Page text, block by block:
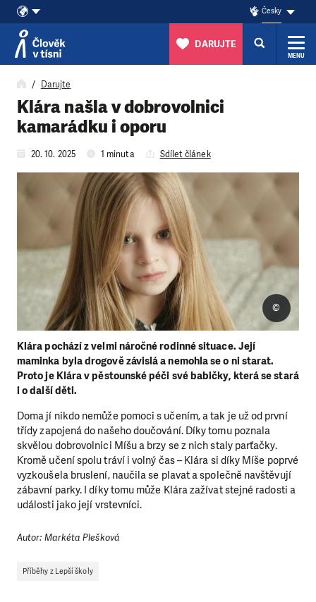
Přeskočit na obsah
Česky
DARUJTE
MENU
Darujte
Klára našla v dobrovolnici
kamarádku i oporu
20. 10. 2025 1 minuta Sdílet článek
Klára pochází z velmi náročné rodinné situace. Její
maminka byla drogově závislá a nemohla se o ni starat.
Proto je Klára v pěstounské péči své babičky, která se stará
i o další děti.
©
Doma jí nikdo nemůže pomoci s učením, a tak je už od první
třídy zapojená do našeho doučování. Díky tomu poznala
skvělou dobrovolnici Míšu a brzy se z nich staly parťačky.
Kromě učení spolu tráví i volný čas – Klára si díky Míše poprvé
vyzkoušela bruslení, naučila se plavat a společně navštěvují
zábavní parky. I díky tomu může Klára zažívat stejné radosti a
události jako její vrstevníci.
Autor: Markéta Plešková
Příběhy z Lepší školy